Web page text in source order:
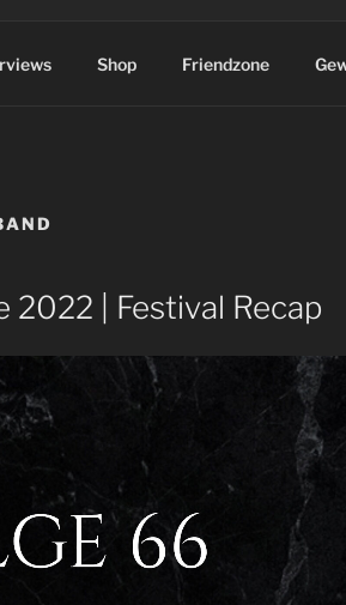
Shop Friendzone
2022 | Festival Recap